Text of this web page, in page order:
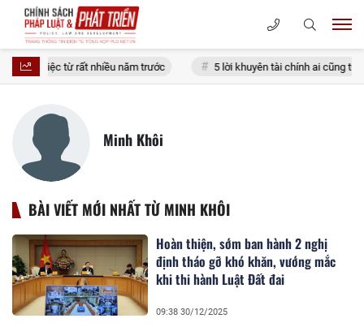
một việc từ rất nhiều năm trước 5 lời khuyên tài chính ai cũng từng
Minh Khôi
BÀI VIẾT MỚI NHẤT TỪ MINH KHÔI
Hoàn thiện, sớm ban hành 2 nghị
định tháo gỡ khó khăn, vướng mắc
khi thi hành Luật Đất đai
09:38 30/12/2025